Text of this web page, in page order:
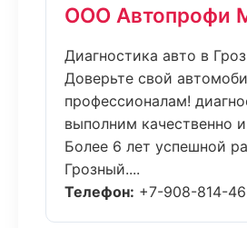
ООО Автопрофи
Диагностика авто в
Доверьте свой
профессионалам!
выполним качественно
Более 6 лет успешной
Грозный....
Телефон: +7-908-814-